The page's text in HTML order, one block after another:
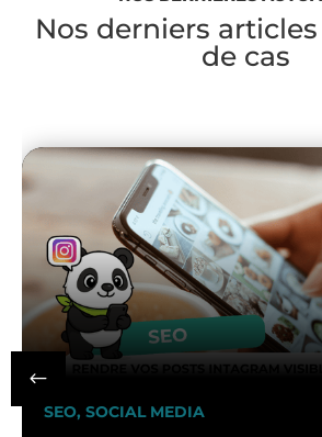
Nos derniers
de cas
SEO, SOCIAL MEDIA